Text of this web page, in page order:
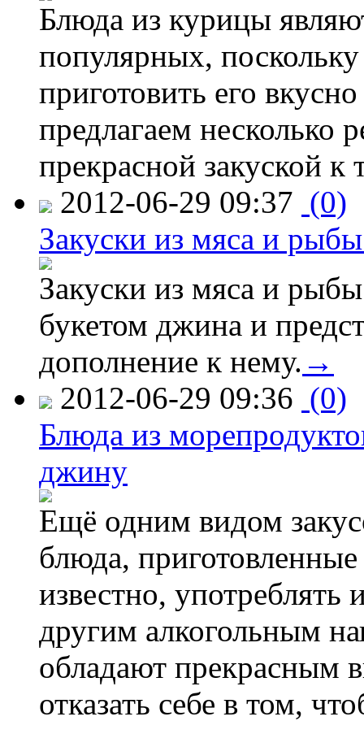
Блюда из курицы
популярных,
приготовить его
предлагаем несколько
прекрасной закуской
2012-06-29 09:37 (0)
Закуски из мяса и
Закуски из мяса и
букетом джина и
дополнение к нему. →
2012-06-29 09:36 (0)
Блюда из
джину
Ещё одним видом
блюда,
известно, употреблять
другим алкогольным
обладают прекрасным
отказать себе в том,